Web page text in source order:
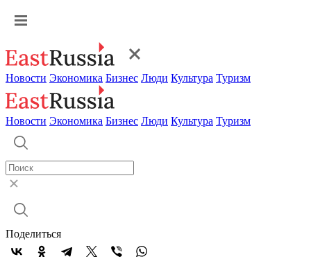
Новости Экономика Бизнес Люди Культура Туризм
Новости Экономика Бизнес Люди Культура Туризм
Поделиться